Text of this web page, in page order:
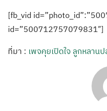
[fb_vid
id=”500712757079831″]
ที่มา : เพจคุยเปิดใจ ลูกหลาน